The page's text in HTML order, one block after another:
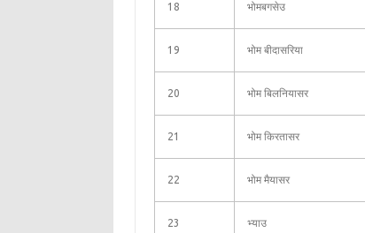
18 भोमबगसेउ
19 भोम बीदासरिया
20 भोम बिलनियासर
21 भोम किरतासर
22 भोम मैयासर
23 भ्याउ